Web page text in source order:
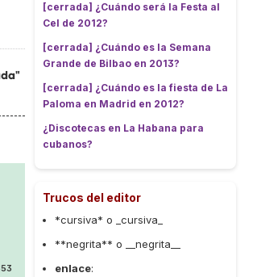
[cerrada] ¿Cuándo será la Festa al
Cel de 2012?
[cerrada] ¿Cuándo es la Semana
Grande de Bilbao en 2013?
[cerrada] ¿Cuándo es la fiesta de La
Paloma en Madrid en 2012?
¿Discotecas en La Habana para
cubanos?
Trucos del editor
*cursiva* o _cursiva_
**negrita** o __negrita__
enlace: